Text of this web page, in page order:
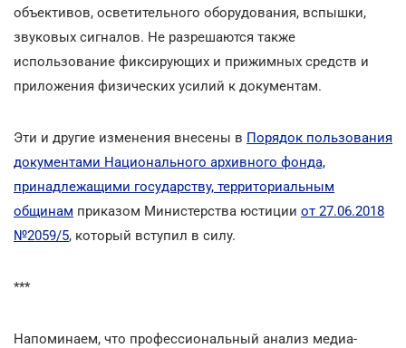
объективов, осветительного оборудования, вспышки,
звуковых сигналов. Не разрешаются также
использование фиксирующих и прижимных средств и
приложения физических усилий к документам.
Эти и другие изменения внесены в Порядок пользования
документами Национального архивного фонда,
принадлежащими государству, территориальным
общинам приказом Министерства юстиции от 27.06.2018
№2059/5, который вступил в силу.
***
Напоминаем, что профессиональный анализ медиа-